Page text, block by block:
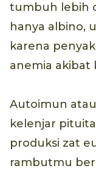
tumbuh lebih
hanya albino,
karena
anemia akibat
Autoimun
kelenjar
produksi zat
rambutmu